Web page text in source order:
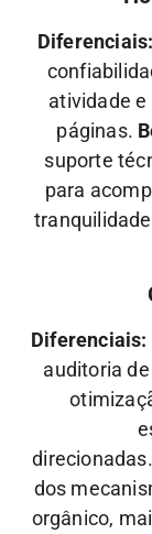
Diferenciais:
atividade
páginas.
suporte
para
Diferenciais:
auditoria
direcionadas.
dos
orgânico,